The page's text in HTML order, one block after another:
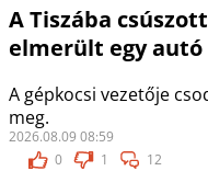
A Tiszába
elmerült egy autó
A gépkocsi vezetője
meg.
2026.08.09 08:59
0
1 12